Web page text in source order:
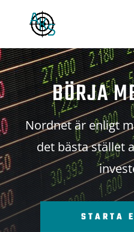
BÖRJA
Nordnet är enligt
det bästa stället
STARTA